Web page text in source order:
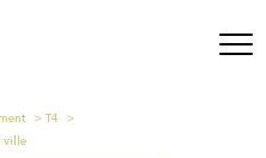
T4
ville